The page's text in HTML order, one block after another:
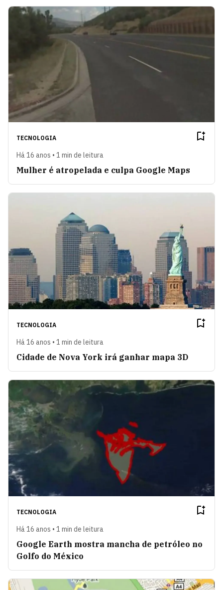
TECNOLOGIA
Há 16 anos • 1 min de leitura
Mulher é atropelada e culpa Google Maps
TECNOLOGIA
Há 16 anos • 1 min de leitura
Cidade de Nova York irá ganhar mapa 3D
TECNOLOGIA
Há 16 anos • 1 min de leitura
Google Earth mostra mancha de petróleo no
Golfo do México